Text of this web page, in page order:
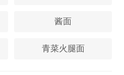
酱面
青菜火腿面